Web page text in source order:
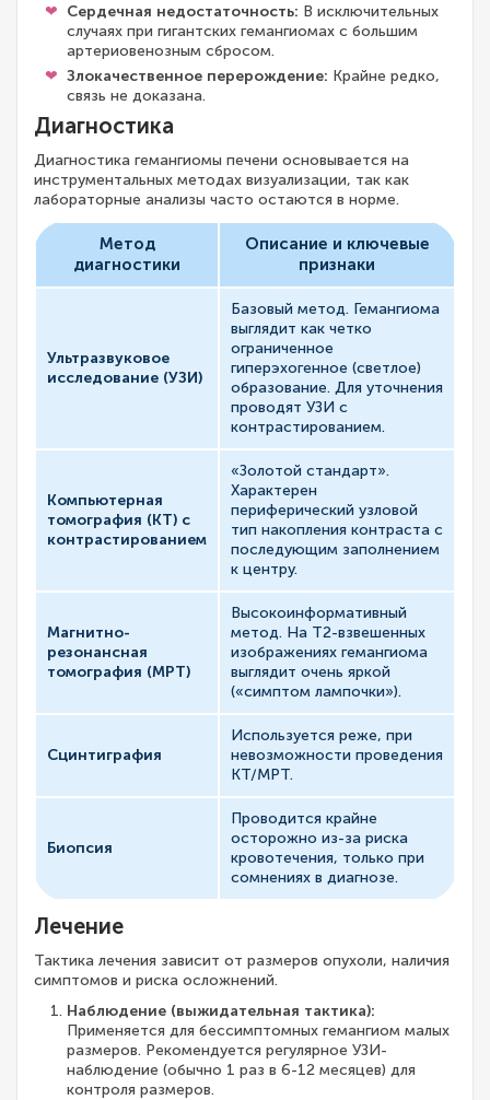
Сердечная недостаточность: В исключительных
случаях при гигантских гемангиомах с большим
артериовенозным сбросом.
Злокачественное перерождение: Крайне редко,
связь не доказана.
Диагностика
Диагностика гемангиомы печени основывается на
инструментальных методах визуализации, так как
лабораторные анализы часто остаются в норме.
Метод
диагностики
Описание и ключевые
признаки
Ультразвуковое
исследование (УЗИ)
Базовый метод. Гемангиома
выглядит как четко
ограниченное
гиперэхогенное (светлое)
образование. Для уточнения
проводят УЗИ с
контрастированием.
Компьютерная
томография (КТ) с
контрастированием
«Золотой стандарт».
Характерен
периферический узловой
тип накопления контраста с
последующим заполнением
к центру.
Магнитно-
резонансная
томография (МРТ)
Высокоинформативный
метод. На T2-взвешенных
изображениях гемангиома
выглядит очень яркой
(«симптом лампочки»).
Сцинтиграфия
Используется реже, при
невозможности проведения
КТ/МРТ.
Биопсия
Проводится крайне
осторожно из-за риска
кровотечения, только при
сомнениях в диагнозе.
Лечение
Тактика лечения зависит от размеров опухоли, наличия
симптомов и риска осложнений.
Наблюдение (выжидательная тактика):
Применяется для бессимптомных гемангиом малых
размеров. Рекомендуется регулярное УЗИ-
наблюдение (обычно 1 раз в 6-12 месяцев) для
контроля размеров.